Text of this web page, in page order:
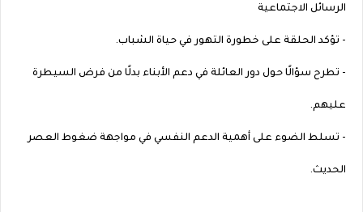
الرسائل الاجتماعية
- تؤكد الحلقة على خطورة التهور في حياة الشباب.
- تطرح سؤالًا حول دور العائلة في دعم الأبناء بدلًا من فرض السيطرة
عليهم.
- تسلط الضوء على أهمية الدعم النفسي في مواجهة ضغوط العصر
الحديث.